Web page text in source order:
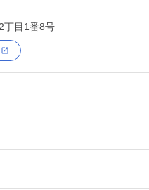
丁目1番8号